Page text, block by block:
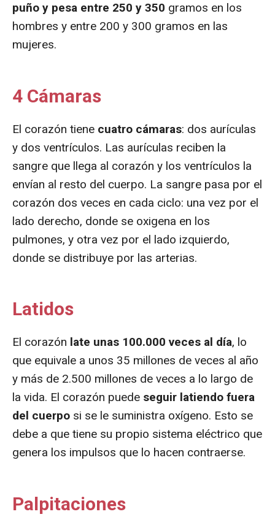
puño y pesa entre 250 y 350 gramos en los
hombres y entre 200 y 300 gramos en las
mujeres.
4 Cámaras
El corazón tiene cuatro cámaras: dos aurículas
y dos ventrículos. Las aurículas reciben la
sangre que llega al corazón y los ventrículos la
envían al resto del cuerpo. La sangre pasa por el
corazón dos veces en cada ciclo: una vez por el
lado derecho, donde se oxigena en los
pulmones, y otra vez por el lado izquierdo,
donde se distribuye por las arterias.
Latidos
El corazón late unas 100.000 veces al día, lo
que equivale a unos 35 millones de veces al año
y más de 2.500 millones de veces a lo largo de
la vida. El corazón puede seguir latiendo fuera
del cuerpo si se le suministra oxígeno. Esto se
debe a que tiene su propio sistema eléctrico que
genera los impulsos que lo hacen contraerse.
Palpitaciones